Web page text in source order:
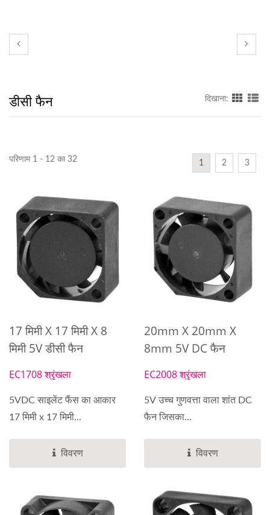
डीसी फैन दिखाना:
परिणाम 1 - 12 का 32 1 2 3
17 मिमी X 17 मिमी X 8
मिमी 5V डीसी फैन
EC1708 श्रृंखला
5VDC साइलेंट फैंस का आकार
17 मिमी x 17 मिमी...
विवरण
20mm X 20mm X
8mm 5V DC फैन
EC2008 श्रृंखला
5V उच्च गुणवत्ता वाला शांत DC
फैन जिसका...
विवरण